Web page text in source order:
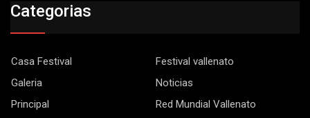
Categorias
Casa Festival
Festival vallenato
Galeria
Noticias
Principal
Red Mundial Vallenato